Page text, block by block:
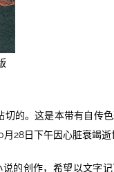
切的。这是本带有自传
28日下午因心脏衰竭逝
的创作，希望以文字